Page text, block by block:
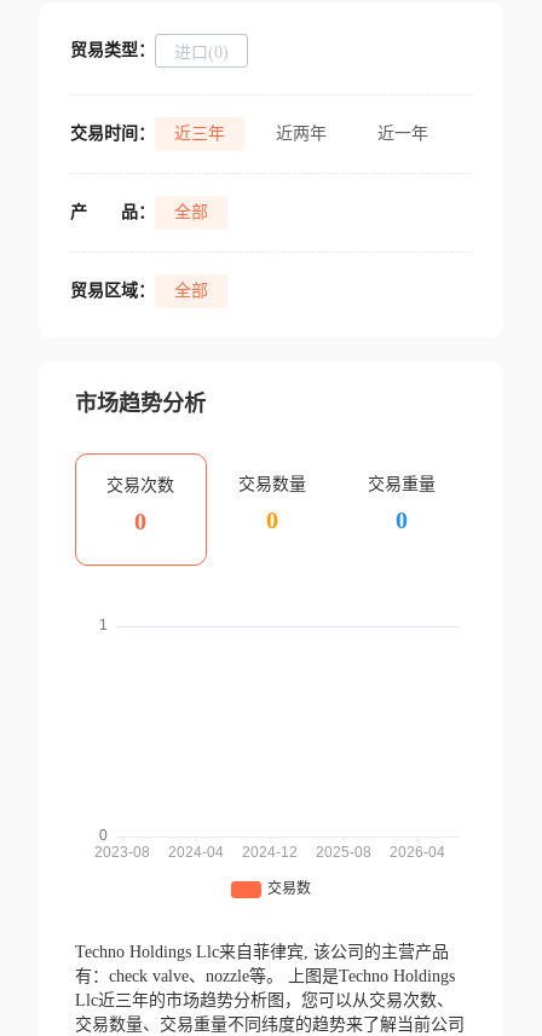
贸易类型： 进口(0)
交易时间： 近三年 近两年 近一年
产 品： 全部
贸易区域： 全部
市场趋势分析
交易次数
0
交易数量
0
交易重量
0
Techno Holdings Llc来自菲律宾, 该公司的主营产品
有：check valve、nozzle等。
上图是Techno Holdings
Llc近三年的市场趋势分析图，您可以从交易次数、
交易数量、交易重量不同纬度的趋势来了解当前公司